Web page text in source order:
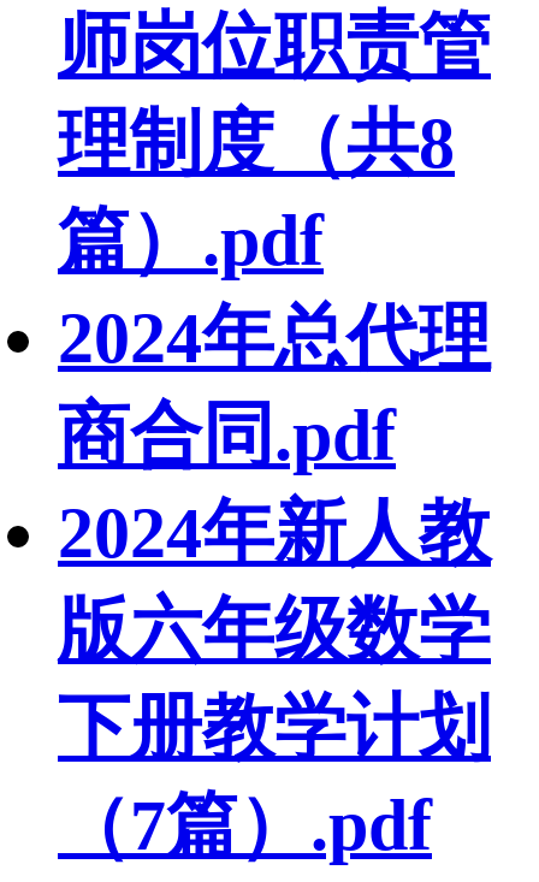
师岗位职责管
理制度（共8
篇）.pdf
2024年总代理
商合同.pdf
2024年新人教
版六年级数学
下册教学计划
（7篇）.pdf